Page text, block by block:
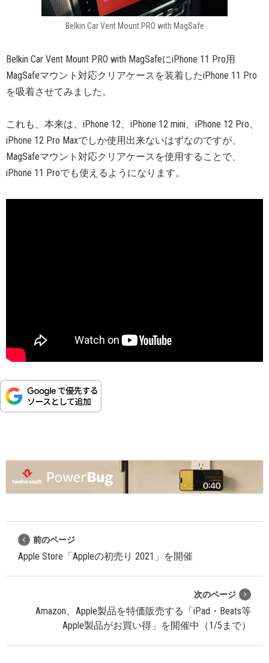
Belkin Car Vent Mount PRO with MagSafe
Belkin Car Vent Mount PRO with MagSafeにiPhone 11 Pro用
MagSafeマウント対応クリアケースを装着したiPhone 11 Pro
を吸着させてみました。
これも、本来は、iPhone 12、iPhone 12 mini、iPhone 12 Pro、
iPhone 12 Pro Maxでしか使用出来ないはずなのですが、
MagSafeマウント対応クリアケースを使用することで、
iPhone 11 Proでも使えるようになります。
前のページ
Apple Store「Appleの初売り 2021」を開催
次のページ
Amazon、Apple製品を特価販売する「iPad・Beats等
Apple製品がお買い得」を開催中（1/5まで）